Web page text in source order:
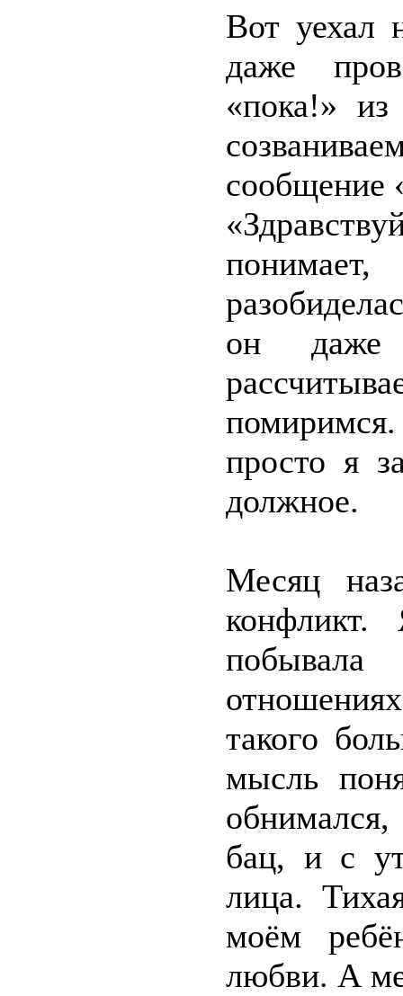
Вот уехал
даже
«пока!»
сообщение
он даже
помиримся.
просто я
должное.
Месяц
такого
мысль
бац, и с
лица.
моём
любви. А